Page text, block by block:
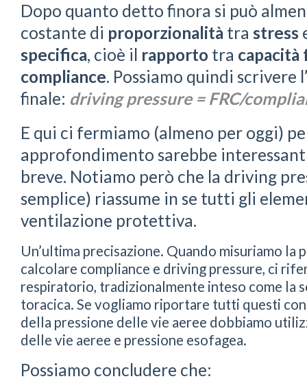
Dopo quanto detto finora si può
costante di proporzionalità tra stress
specifica, cioè il rapporto tra capacità
compliance. Possiamo quindi scrivere
finale: driving pressure = FRC/
E qui ci fermiamo (almeno per oggi)
approfondimento sarebbe
breve. Notiamo però che la driving
semplice) riassume in se tutti gli
ventilazione protettiva.
Un’ultima precisazione. Quando misuriamo la
calcolare compliance e driving pressure, ci
respiratorio, tradizionalmente inteso come la
toracica. Se vogliamo riportare tutti questi
della pressione delle vie aeree dobbiamo
delle vie aeree e pressione esofagea.
Possiamo concludere che: